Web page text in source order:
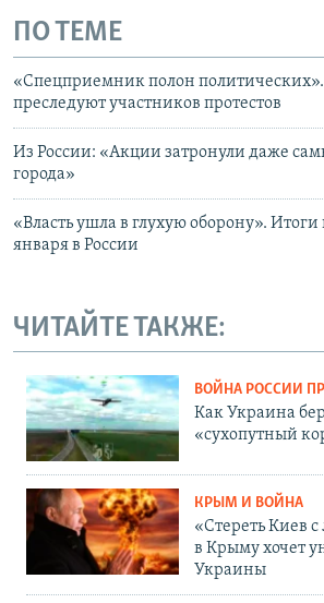
ПО ТЕМЕ
«Спецприемник полон политических».
преследуют участников протестов
Из России: «Акции затронули даже
города»
«Власть ушла в глухую оборону». Итоги
января в России
ЧИТАЙТЕ ТАКЖЕ:
ВОЙНА РОССИИ
Как Украина
«сухопутный
КРЫМ И ВОЙНА
«Стереть Киев
в Крыму хочет
Украины